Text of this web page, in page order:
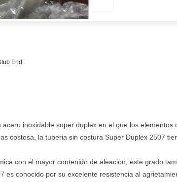
End
inoxidable super duplex en el que los
costosa, la tuberia sin costura Super Duplex 2507
con el mayor contenido de aleacion, este grado
es conocido por su excelente resistencia al